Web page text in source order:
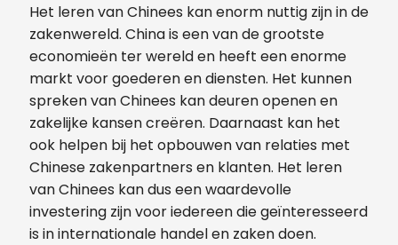
Het leren van Chinees kan enorm nuttig zijn in de
zakenwereld. China is een van de grootste
economieën ter wereld en heeft een enorme
markt voor goederen en diensten. Het kunnen
spreken van Chinees kan deuren openen en
zakelijke kansen creëren. Daarnaast kan het
ook helpen bij het opbouwen van relaties met
Chinese zakenpartners en klanten. Het leren
van Chinees kan dus een waardevolle
investering zijn voor iedereen die geïnteresseerd
is in internationale handel en zaken doen.